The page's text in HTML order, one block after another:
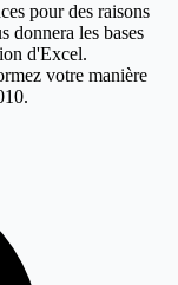
pour des raisons
donnera les bases
d'Excel.
votre manière